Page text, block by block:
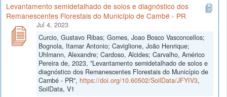
Levantamento semidetalhado de solos e diagnóstico dos
Remanescentes Florestais do Município de Cambé - PR
Jul 4, 2023
Curcio, Gustavo Ribas; Gomes, Joao Bosco Vasconcellos;
Bognola, Itamar Antonio; Caviglione, João Henrique;
Uhlmann, Alexandre; Cardoso, Alcides; Carvalho, Américo
Pereira de, 2023, "Levantamento semidetalhado de solos e
diagnóstico dos Remanescentes Florestais do Município de
Cambé - PR", https://doi.org/10.60502/SoilData/JFYIV3,
SoilData, V1